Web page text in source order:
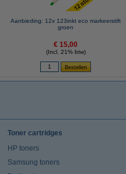
Aanbieding: 12x 123inkt eco markeerstift
groen
€ 15,00
(Incl. 21% btw)
Toner cartridges
HP toners
Samsung toners